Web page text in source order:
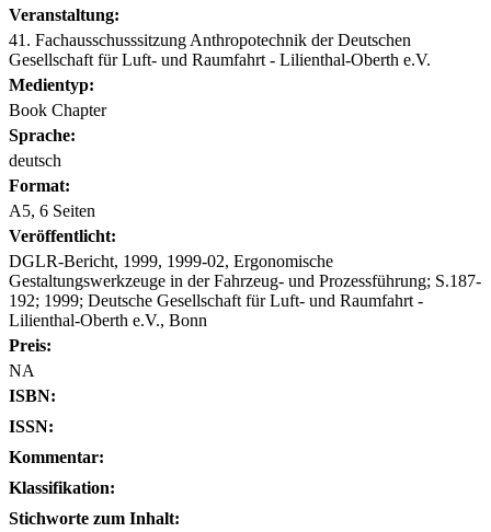
Veranstaltung:
41. Fachausschusssitzung Anthropotechnik der Deutschen
Gesellschaft für Luft- und Raumfahrt - Lilienthal-Oberth e.V.
Medientyp:
Book Chapter
Sprache:
deutsch
Format:
A5, 6 Seiten
Veröffentlicht:
DGLR-Bericht, 1999, 1999-02, Ergonomische
Gestaltungswerkzeuge in der Fahrzeug- und Prozessführung; S.187-
192; 1999; Deutsche Gesellschaft für Luft- und Raumfahrt -
Lilienthal-Oberth e.V., Bonn
Preis:
NA
ISBN:
ISSN:
Kommentar:
Klassifikation:
Stichworte zum Inhalt: